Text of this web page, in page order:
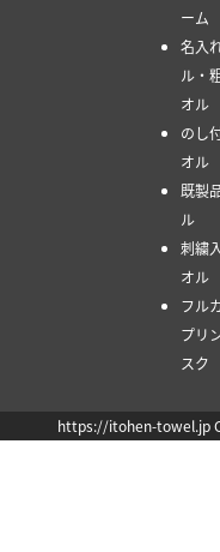
ーム
名入
ル・
オル
のし
オル
既製
ル
刺繍
オル
フル
プリ
スク
https://itohen-towel.jp